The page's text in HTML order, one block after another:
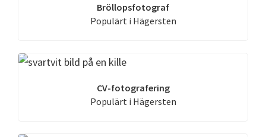
Bröllopsfotograf
Populärt i Hägersten
CV-fotografering
Populärt i Hägersten